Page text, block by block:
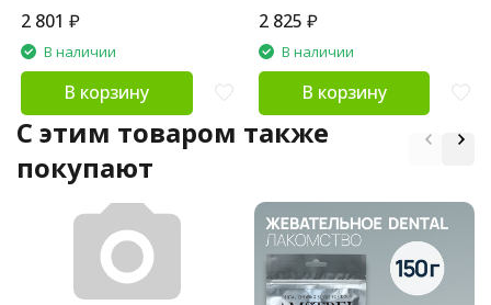
чувствительным
3 кг
2 801 ₽
В наличии
В корзину
пород с чувствительным
рисом - 3 кг
2 825 ₽
В наличии
В корзину
C этим товаром также
покупают